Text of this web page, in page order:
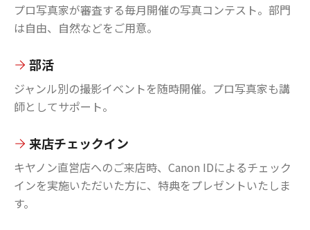
プロ写真家が審査する毎月開催の写真コンテスト。部門
は自由、自然などをご用意。
部活
ジャンル別の撮影イベントを随時開催。プロ写真家も講
師としてサポート。
来店チェックイン
キヤノン直営店へのご来店時、Canon IDによるチェック
インを実施いただいた方に、特典をプレゼントいたしま
す。